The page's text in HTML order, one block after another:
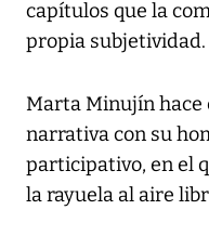
capítulos que la
propia subjetividad.
Marta Minujín hace
narrativa con su
participativo, en el
la rayuela al aire